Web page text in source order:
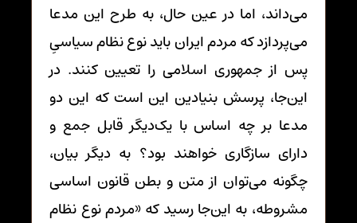
می‌داند، اما در عین حال، به طرح این مدعا
می‌پردازد که مردم ایران باید نوع نظام سیاسیِ
پس از جمهوری اسلامی را تعیین کنند. در
این‌جا، پرسش بنیادین این است که این دو
مدعا بر چه اساس با یک‌دیگر قابل جمع و
دارای سازگاری خواهند بود؟ به دیگر بیان،
چگونه می‌توان از متن و بطن قانون اساسی
مشروطه، به این‌جا رسید که «مردم نوع نظام